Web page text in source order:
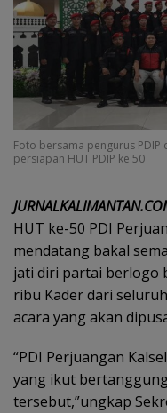
Foto bersama pengurus
persiapan HUT PDIP ke 50
HUT ke-50 PDI
mendatang bakal
jati diri partai berlogo
ribu Kader dari
acara yang akan
“PDI Perjuangan
yang ikut
tersebut,”ungkap